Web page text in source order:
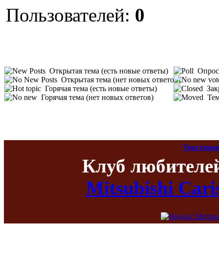
Пользователей: 0
Открытая тема (есть новые ответы)
Открытая тема (нет новых ответов)
Горячая тема (есть новые ответы)
Горячая тема (нет новых ответов)
Опрос
Клуб
Mitsubishi